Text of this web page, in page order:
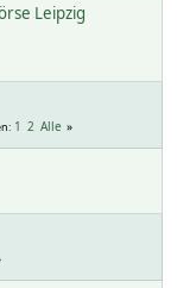
Leipzig
1 2 Alle